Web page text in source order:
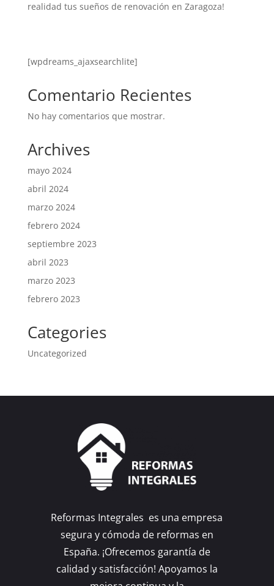
realidad tus sueños de renovación en Zaragoza!
[wpdreams_ajaxsearchlite]
Comentario Recientes
No hay comentarios que mostrar.
Archives
mayo 2024
abril 2024
marzo 2024
febrero 2024
septiembre 2023
abril 2023
marzo 2023
febrero 2023
Categories
Uncategorized
Reformas Integrales es una empresa
segura y cómoda de reformas en
España. ¡Ofrecemos garantía de
calidad y satisfacción! Apoyamos la